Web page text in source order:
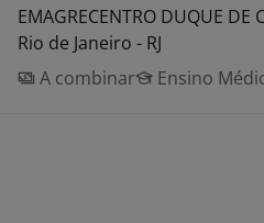
EMAGRECENTRO DUQUE DE
Rio de Janeiro - RJ
A combinar
Ensino